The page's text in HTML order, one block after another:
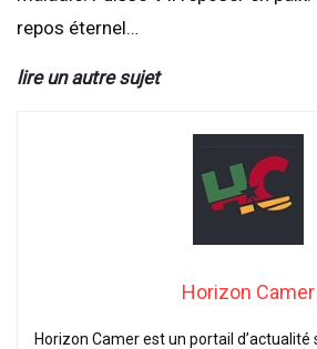
repos éternel…
lire un autre sujet
Horizon Camer
Horizon Camer est un portail d’actualité